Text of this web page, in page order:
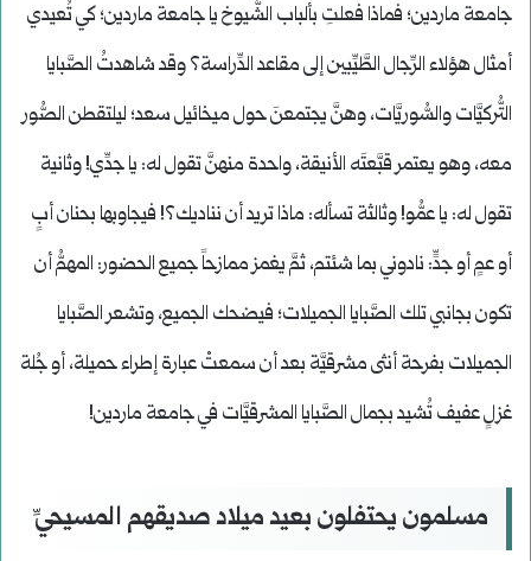
جامعة ماردين؛ فماذا فعلتِ بألباب الشُّيوخ يا جامعة ماردين؛ كي تُعيدي
أمثال هؤلاء الرِّجال الطَّيِّبين إلى مقاعد الدِّراسة؟ وقد شاهدتُ الصَّبايا
التُّركيَّات والسُّوريَّات، وهنَّ يجتمعنَ حول ميخائيل سعد؛ ليلتقطن الصُّور
معه، وهو يعتمر قبَّعتَه الأنيقة، واحدة منهنَّ تقول له: يا جدِّي! وثانية
تقول له: يا عمُّو! وثالثة تسأله: ماذا تريد أن نناديك؟! فيجاوبها بحنان أبٍ
أو عمٍ أو جدٍّ: نادوني بما شئتم، ثمَّ يغمز ممازحاً جميع الحضور: المهمُّ أن
تكون بجانبي تلك الصَّبايا الجميلات؛ فيضحك الجميع، وتشعر الصَّبايا
الجميلات بفرحة أنثى مشرقيَّة بعد أن سمعتْ عبارة إطراء حميلة، أو جُلة
غزلٍ عفيف تُشيد بجمال الصَّبايا المشرقيَّات في جامعة ماردين!
مسلمون يحتفلون بعيد ميلاد صديقهم المسيحيِّ